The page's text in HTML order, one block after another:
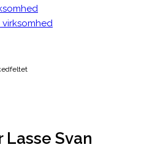
Svan